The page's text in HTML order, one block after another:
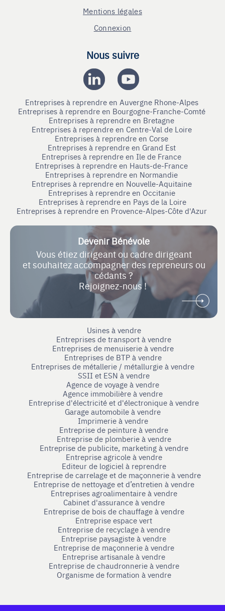
Mentions légales
Connexion
Nous suivre
Entreprises à reprendre en Auvergne Rhone-Alpes
Entreprises à reprendre en Bourgogne-Franche-Comté
Entreprises à reprendre en Bretagne
Entreprises à reprendre en Centre-Val de Loire
Entreprises à reprendre en Corse
Entreprises à reprendre en Grand Est
Entreprises à reprendre en Ile de France
Entreprises à reprendre en Hauts-de-France
Entreprises à reprendre en Normandie
Entreprises à reprendre en Nouvelle-Aquitaine
Entreprises à reprendre en Occitanie
Entreprises à reprendre en Pays de la Loire
Entreprises à reprendre en Provence-Alpes-Côte d'Azur
Devenir Bénévole
Vous étiez dirigeant ou cadre dirigeant
et souhaitez accompagner des repreneurs ou
cédants ?
Rejoignez-nous !
Usines à vendre
Entreprises de transport à vendre
Entreprises de menuiserie à vendre
Entreprises de BTP à vendre
Entreprises de métallerie / métallurgie à vendre
SSII et ESN à vendre
Agence de voyage à vendre
Agence immobilière à vendre
Entreprise d'électricité et d'électronique à vendre
Garage automobile à vendre
Imprimerie à vendre
Entreprise de peinture à vendre
Entreprise de plomberie à vendre
Entreprise de publicite, marketing à vendre
Entreprise agricole à vendre
Editeur de logiciel à reprendre
Entreprise de carrelage et de maçonnerie à vendre
Entreprise de nettoyage et d’entretien à vendre
Entreprises agroalimentaire à vendre
Cabinet d'assurance à vendre
Entreprise de bois de chauffage à vendre
Entreprise espace vert
Entreprise de recyclage à vendre
Entreprise paysagiste à vendre
Entreprise de maçonnerie à vendre
Entreprise artisanale à vendre
Entreprise de chaudronnerie à vendre
Organisme de formation à vendre